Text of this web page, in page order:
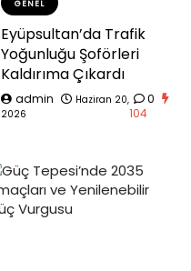
GENEL
Eyüpsultan’da Trafik
Yoğunluğu Şoförleri
Kaldırıma Çıkardı
admin
Haziran 20,
2026
0
104